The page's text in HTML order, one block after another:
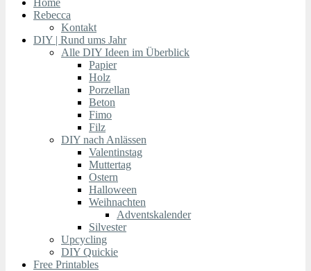
Rebecca
Kontakt
DIY | Rund ums Jahr
Alle DIY Ideen im Überblick
Papier
Holz
Porzellan
Beton
Fimo
Filz
DIY nach Anlässen
Valentinstag
Muttertag
Ostern
Halloween
Weihnachten
Adventskalender
Silvester
Upcycling
DIY Quickie
Free Printables